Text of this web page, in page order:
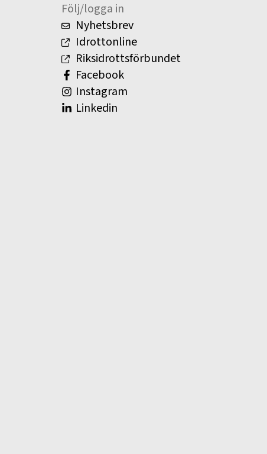
Följ/logga in
Nyhetsbrev
Idrottonline
Riksidrottsförbundet
Facebook
Instagram
Linkedin